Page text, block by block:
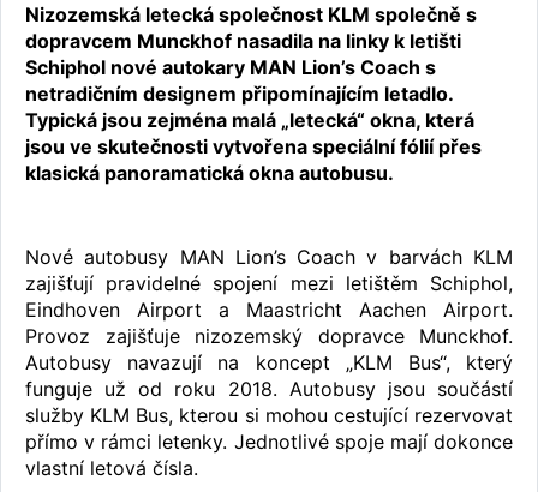
Nizozemská letecká společnost KLM společně s
dopravcem Munckhof nasadila na linky k letišti
Schiphol nové autokary MAN Lion’s Coach s
netradičním designem připomínajícím letadlo.
Typická jsou zejména malá „letecká“ okna, která
jsou ve skutečnosti vytvořena speciální fólií přes
klasická panoramatická okna autobusu.
Nové autobusy MAN Lion’s Coach v barvách KLM
zajišťují pravidelné spojení mezi letištěm Schiphol,
Eindhoven Airport a Maastricht Aachen Airport.
Provoz zajišťuje nizozemský dopravce Munckhof.
Autobusy navazují na koncept „KLM Bus“, který
funguje už od roku 2018. Autobusy jsou součástí
služby KLM Bus, kterou si mohou cestující rezervovat
přímo v rámci letenky. Jednotlivé spoje mají dokonce
vlastní letová čísla.